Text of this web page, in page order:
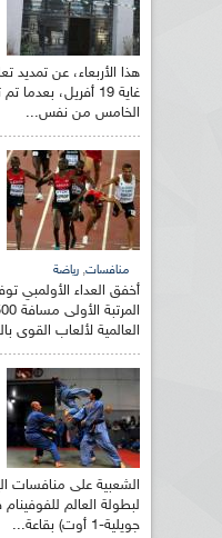
هذا الأربعاء، عن تمديد
غاية 19 أفريل،
الخامس من نفس...
منافسات, رياضة
أخفق العداء
العالمية لألعاب القوى
الشعبية على منافسات
جويلية-1 أوت) بقاعة...